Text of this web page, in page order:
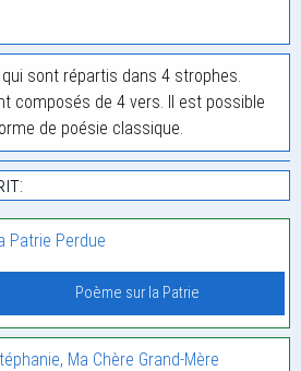
sont répartis dans 4 strophes.
composés de 4 vers. Il est possible
de poésie classique.
Patrie Perdue
Poème sur la Patrie
Ma Chère Grand-Mère